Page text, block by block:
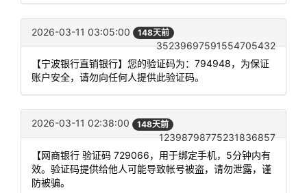
2026-03-11 03:05:00 148天前
35239697591554705432
【宁波银行直销银行】您的验证码为：794948，为保证
账户安全，请勿向任何人提供此验证码。
2026-03-11 02:38:00 148天前
12398798775231836857
【网商银行 验证码 729066，用于绑定手机，5分钟内有
效。验证码提供给他人可能导致帐号被盗，请勿泄露，谨
防被骗。